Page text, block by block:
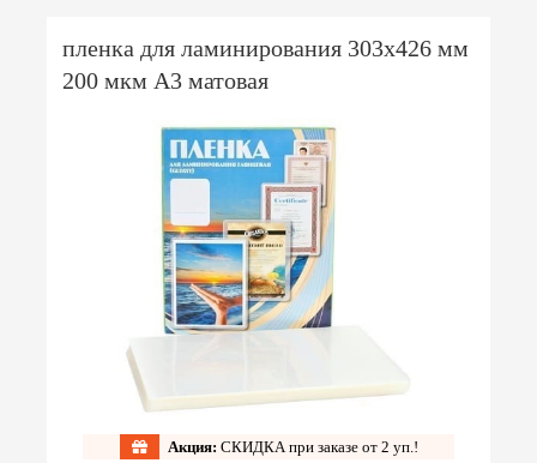
пленка для ламинирования 303х426 мм
200 мкм А3 матовая
Акция: СКИДКА при заказе от 2 уп.!